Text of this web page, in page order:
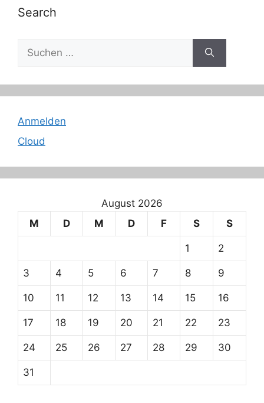
Search
Suche
nach:
Anmelden
Cloud
August 2026
M
D M D F S S
1 2
3 4 5 6 7 8 9
10 11 12 13 14 15 16
17 18 19 20 21 22 23
24 25 26 27 28 29 30
31